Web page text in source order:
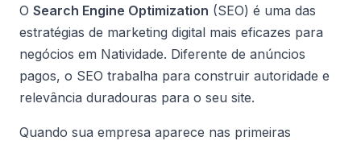
O Search Engine Optimization (SEO) é uma das
estratégias de marketing digital mais eficazes para
negócios em Natividade. Diferente de anúncios
pagos, o SEO trabalha para construir autoridade e
relevância duradouras para o seu site.
Quando sua empresa aparece nas primeiras